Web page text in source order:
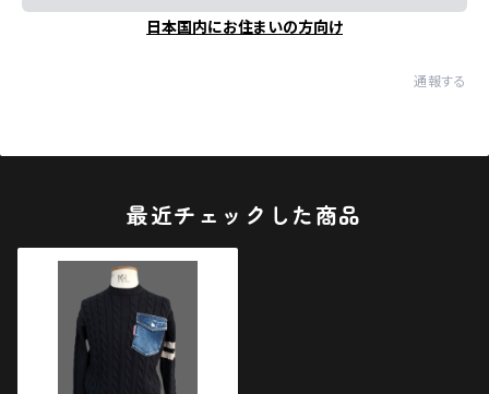
日本国内にお住まいの方向け
通報する
最近チェックした商品